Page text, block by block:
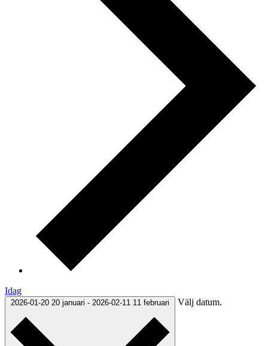
Idag
2026-01-20 20 januari - 2026-02-11 11 februari Välj datum.